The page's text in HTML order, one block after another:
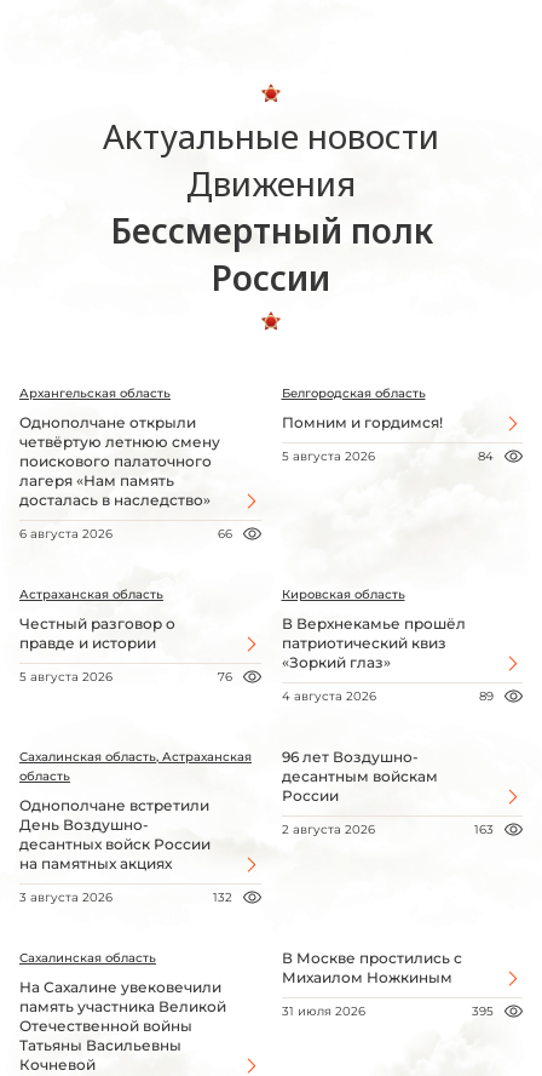
Актуальные новости
Движения
Бессмертный полк
России
Архангельская область
Однополчане открыли
четвёртую летнюю смену
поискового палаточного
лагеря «Нам память
досталась в наследство»
6 августа 2026 66
Белгородская область
Помним и гордимся!
5 августа 2026 84
Астраханская область
Честный разговор о
правде и истории
5 августа 2026 76
Кировская область
В Верхнекамье прошёл
патриотический квиз
«Зоркий глаз»
4 августа 2026 89
Сахалинская область, Астраханская
область
Однополчане встретили
День Воздушно-
десантных войск России
на памятных акциях
3 августа 2026 132
96 лет Воздушно-
десантным войскам
России
2 августа 2026 163
Сахалинская область
На Сахалине увековечили
память участника Великой
Отечественной войны
Татьяны Васильевны
Кочневой
В Москве простились с
Михаилом Ножкиным
31 июля 2026 395